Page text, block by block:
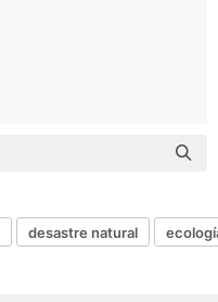
desastre natural